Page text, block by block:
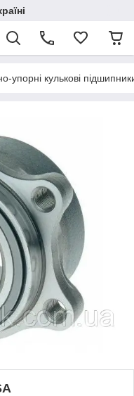
упорні кулькові